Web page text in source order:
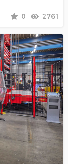
0 2761